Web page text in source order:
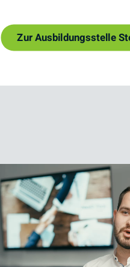
Zur Ausbildungsstelle